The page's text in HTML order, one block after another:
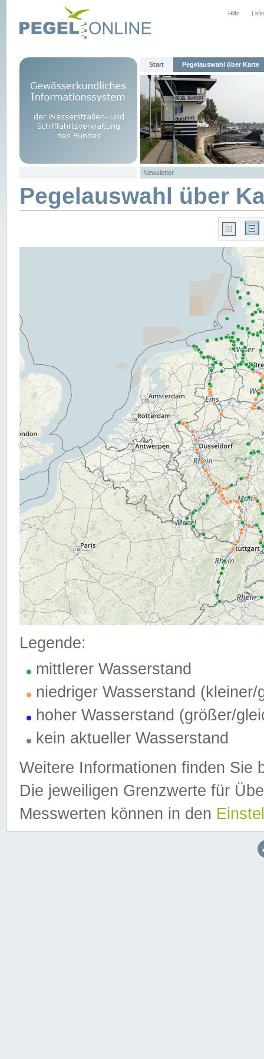
Hilfe
Start Pegelauswahl über Karte
Newsletter
Pegelauswahl über
Legende:
mittlerer Wasserstand
niedriger Wasserstand (kleiner/
hoher Wasserstand (größer/
kein aktueller Wasserstand
Weitere Informationen finden Sie
Die jeweiligen Grenzwerte für
Messwerten können in den